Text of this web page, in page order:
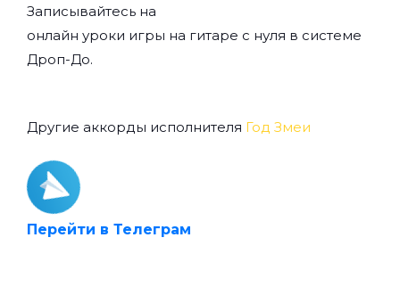
Записывайтесь на
онлайн уроки игры на гитаре с нуля в системе
Дроп-До.
Другие аккорды исполнителя Год Змеи
Перейти в Телеграм